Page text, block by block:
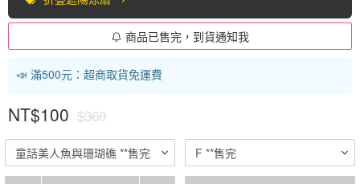
商品已售完，到貨通知我
📣 滿500元：超商取貨免運費
NT$100 $360
童話美人魚與珊瑚礁 **售完 F **售完